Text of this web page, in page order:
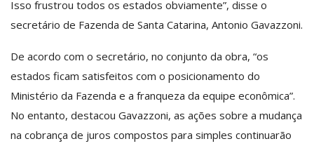
Isso frustrou todos os estados obviamente”, disse o
secretário de Fazenda de Santa Catarina, Antonio Gavazzoni.
De acordo com o secretário, no conjunto da obra, “os
estados ficam satisfeitos com o posicionamento do
Ministério da Fazenda e a franqueza da equipe econômica”.
No entanto, destacou Gavazzoni, as ações sobre a mudança
na cobrança de juros compostos para simples continuarão